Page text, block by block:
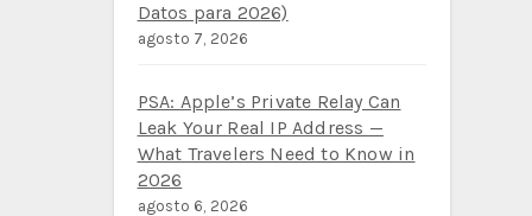
Datos para 2026)
agosto 7, 2026
PSA: Apple’s Private Relay Can
Leak Your Real IP Address —
What Travelers Need to Know in
2026
agosto 6, 2026